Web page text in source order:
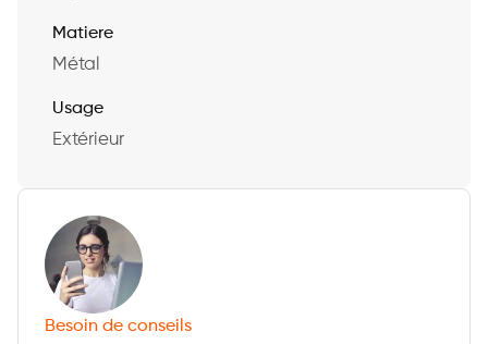
Matiere
Métal
Usage
Extérieur
Besoin de conseils